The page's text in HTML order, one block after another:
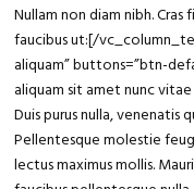
Nullam non diam nibh.
faucibus ut:[/
aliquam” buttons=”btn-
aliquam sit amet nunc
Duis purus nulla, venenatis
Pellentesque molestie
lectus maximus mollis.